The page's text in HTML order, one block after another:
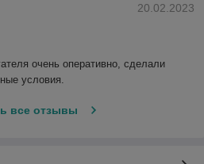
20.02.2023
очень оперативно, сделали
условия.
все отзывы